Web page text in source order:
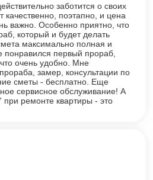
заботится о своих
качественно, поэтапно, и цена
важно. Особенно приятно, что
который и будет делать
максимально полная и
понравился первый прораб,
очень удобно. Мне
замер, консультации по
сметы - бесплатно. Еще
сервисное обслуживание! А
при ремонте квартиры - это